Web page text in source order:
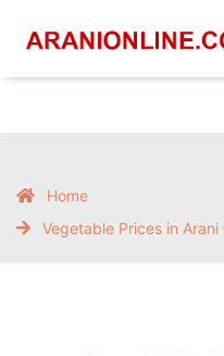
Home
Vegetable Prices in